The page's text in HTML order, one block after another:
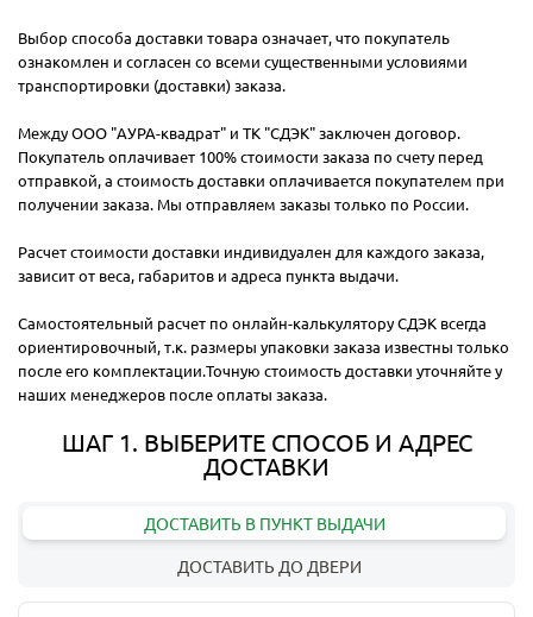
Выбор способа доставки товара означает, что покупатель
ознакомлен и согласен со всеми существенными условиями
транспортировки (доставки) заказа.
Между ООО "АУРА-квадрат" и ТК "СДЭК" заключен договор.
Покупатель оплачивает 100% стоимости заказа по счету перед
отправкой, а стоимость доставки оплачивается покупателем при
получении заказа. Мы отправляем заказы только по России.
Расчет стоимости доставки индивидуален для каждого заказа,
зависит от веса, габаритов и адреса пункта выдачи.
Самостоятельный расчет по онлайн-калькулятору СДЭК всегда
ориентировочный, т.к. размеры упаковки заказа известны только
после его комплектации.Точную стоимость доставки уточняйте у
наших менеджеров после оплаты заказа.
ШАГ 1. ВЫБЕРИТЕ СПОСОБ И АДРЕС
ДОСТАВКИ
ДОСТАВИТЬ В ПУНКТ ВЫДАЧИ
ДОСТАВИТЬ ДО ДВЕРИ